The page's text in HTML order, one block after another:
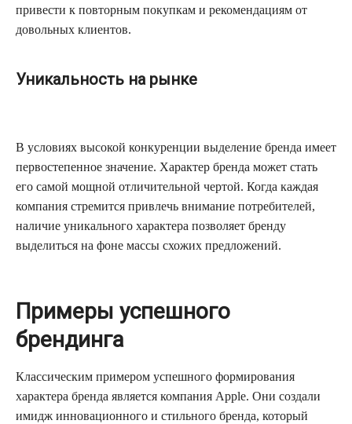
привести к повторным покупкам и рекомендациям от
довольных клиентов.
Уникальность на рынке
В условиях высокой конкуренции выделение бренда имеет
первостепенное значение. Характер бренда может стать
его самой мощной отличительной чертой. Когда каждая
компания стремится привлечь внимание потребителей,
наличие уникального характера позволяет бренду
выделиться на фоне массы схожих предложений.
Примеры успешного
брендинга
Классическим примером успешного формирования
характера бренда является компания Apple. Они создали
имидж инновационного и стильного бренда, который